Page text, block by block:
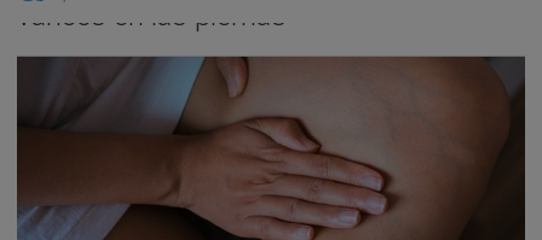
varices en las piernas